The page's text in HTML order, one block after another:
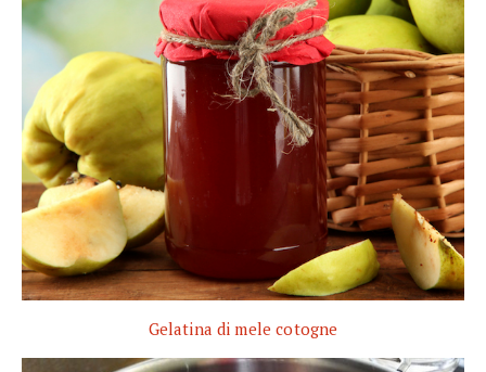
Gelatina di mele cotogne